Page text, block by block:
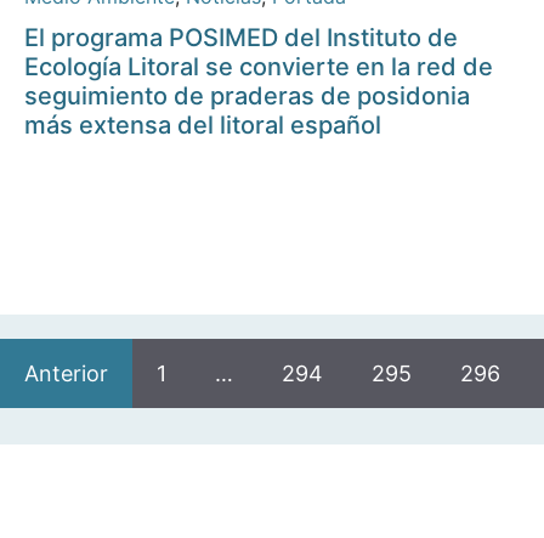
El programa POSIMED del Instituto de
Ecología Litoral se convierte en la red de
seguimiento de praderas de posidonia
más extensa del litoral español
Anterior 1 … 294 295 296